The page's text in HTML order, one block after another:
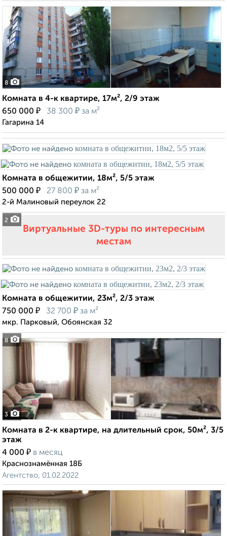
8
Комната в 4-к квартире, 17м², 2/9 этаж
650 000 ₽ 38 300 ₽ за м²
Гагарина 14
2
Комната в общежитии, 18м², 5/5 этаж
500 000 ₽ 27 800 ₽ за м²
2-й Малиновый переулок 22
Виртуальные 3D-туры по интересным
местам
8
Комната в общежитии, 23м², 2/3 этаж
750 000 ₽ 32 700 ₽ за м²
мкр. Парковый, Обоянская 32
3
Комната в 2-к квартире, на длительный срок, 50м², 3/5
этаж
4 000 ₽ в месяц
Краснознамённая 18Б
Агентство, 01.02.2022